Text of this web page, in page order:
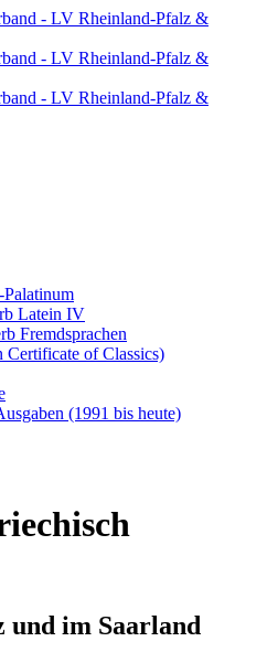
Palatinum
Latein IV
Fremdsprachen
Certificate of Classics)
(1991 bis heute)
und im Saarland